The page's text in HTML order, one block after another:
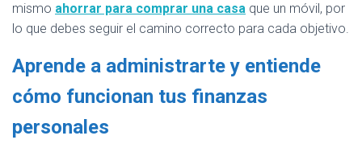
mismo ahorrar para comprar una casa que un móvil, por
lo que debes seguir el camino correcto para cada objetivo.
Aprende a administrarte y entiende
cómo funcionan tus finanzas
personales